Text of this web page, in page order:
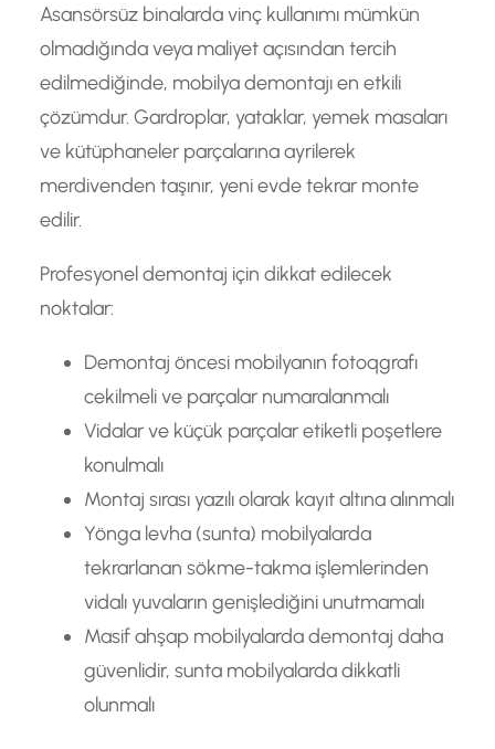
Asansörsüz binalarda vinç kullanımı mümkün
olmadığında veya maliyet açısından tercih
edilmediğinde, mobilya demontajı en etkili
çözümdur. Gardroplar, yataklar, yemek masaları
ve kütüphaneler parçalarına ayrilerek
merdivenden taşınır, yeni evde tekrar monte
edilir.
Profesyonel demontaj için dikkat edilecek
noktalar:
Demontaj öncesi mobilyanın fotoqgrafı
cekilmeli ve parçalar numaralanmalı
Vidalar ve küçük parçalar etiketli poşetlere
konulmalı
Montaj sırası yazılı olarak kayıt altına alınmalı
Yönga levha (sunta) mobilyalarda
tekrarlanan sökme-takma işlemlerinden
vidalı yuvaların genişlediğini unutmamalı
Masif ahşap mobilyalarda demontaj daha
güvenlidir, sunta mobilyalarda dikkatli
olunmalı